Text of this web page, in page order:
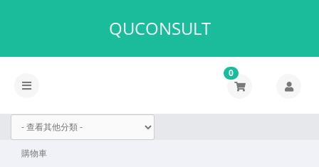
QUCONSULT
切
導
覽
0
購物車